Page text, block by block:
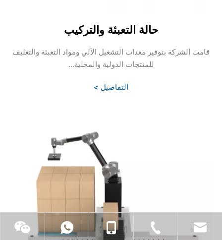
حالة التعبئة والتركيب
قامت الشركة بتوفير معدات التشغيل الآلي ومواد التعبئة والتغليف
للمنتجات الدولية والمحلية...
التفاصيل >